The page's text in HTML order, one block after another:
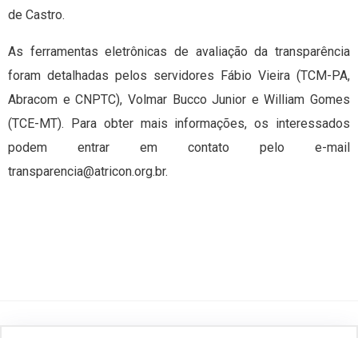
de Castro.
As ferramentas eletrônicas de avaliação da transparência
foram detalhadas pelos servidores Fábio Vieira (TCM-PA,
Abracom e CNPTC), Volmar Bucco Junior e William Gomes
(TCE-MT). Para obter mais informações, os interessados
podem entrar em contato pelo e-mail
transparencia@atricon.org.br.